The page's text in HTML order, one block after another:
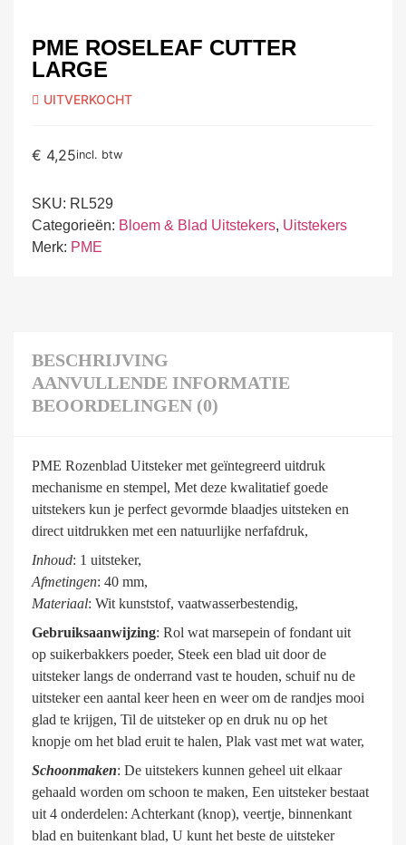
PME ROSELEAF CUTTER
LARGE
UITVERKOCHT
€ 4,25incl. btw
SKU: RL529
Categorieën: Bloem & Blad Uitstekers, Uitstekers
Merk: PME
BESCHRIJVING
AANVULLENDE INFORMATIE
BEOORDELINGEN (0)
PME Rozenblad Uitsteker met geïntegreerd uitdruk
mechanisme en stempel, Met deze kwalitatief goede
uitstekers kun je perfect gevormde blaadjes uitsteken en
direct uitdrukken met een natuurlijke nerfafdruk,
Inhoud: 1 uitsteker,
Afmetingen: 40 mm,
Materiaal: Wit kunststof, vaatwasserbestendig,
Gebruiksaanwijzing: Rol wat marsepein of fondant uit
op suikerbakkers poeder, Steek een blad uit door de
uitsteker langs de onderrand vast te houden, schuif nu de
uitsteker een aantal keer heen en weer om de randjes mooi
glad te krijgen, Til de uitsteker op en druk nu op het
knopje om het blad eruit te halen, Plak vast met wat water,
Schoonmaken: De uitstekers kunnen geheel uit elkaar
gehaald worden om schoon te maken, Een uitsteker bestaat
uit 4 onderdelen: Achterkant (knop), veertje, binnenkant
blad en buitenkant blad, U kunt het beste de uitsteker